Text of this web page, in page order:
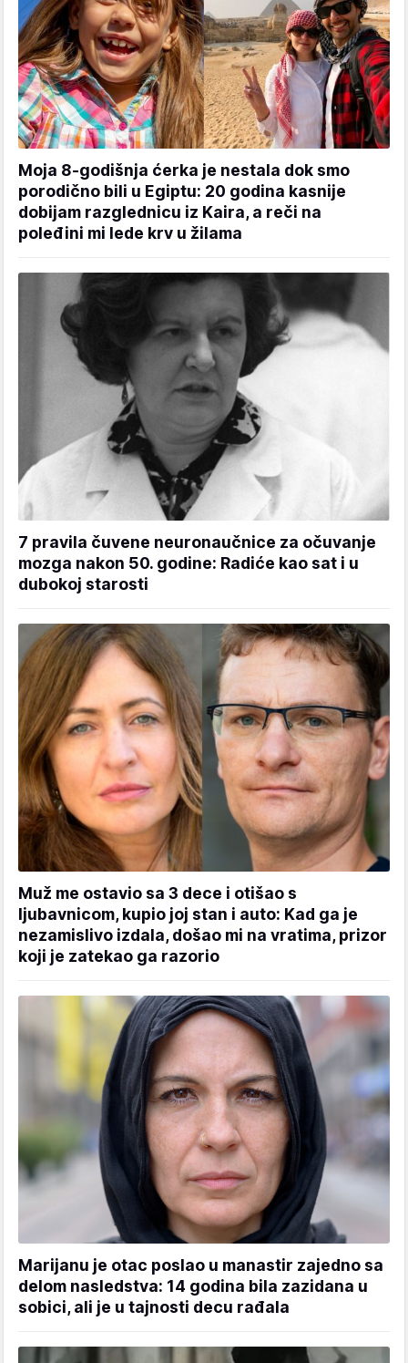
Moja 8-godišnja ćerka je nestala dok smo
porodično bili u Egiptu: 20 godina kasnije
dobijam razglednicu iz Kaira, a reči na
poleđini mi lede krv u žilama
7 pravila čuvene neuronaučnice za očuvanje
mozga nakon 50. godine: Radiće kao sat i u
dubokoj starosti
Muž me ostavio sa 3 dece i otišao s
ljubavnicom, kupio joj stan i auto: Kad ga je
nezamislivo izdala, došao mi na vratima, prizor
koji je zatekao ga razorio
Marijanu je otac poslao u manastir zajedno sa
delom nasledstva: 14 godina bila zazidana u
sobici, ali je u tajnosti decu rađala